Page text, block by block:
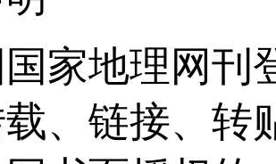
家地理网刊
、链接、转